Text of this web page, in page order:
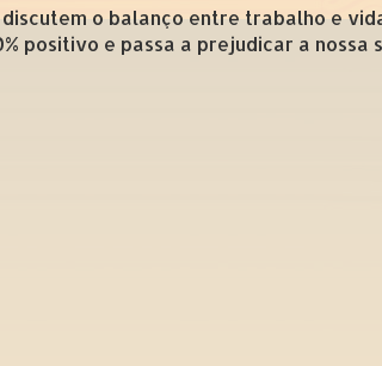
discutem o balanço entre trabalho e
positivo e passa a prejudicar a nossa